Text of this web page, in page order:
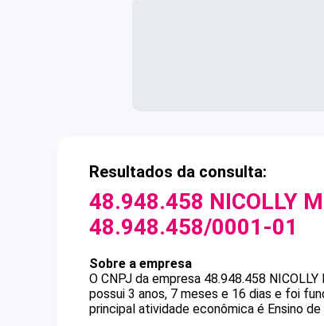
Resultados da consulta:
48.948.458 NICOLLY
48.948.458/0001-01
Sobre a empresa
O CNPJ da empresa 48.948.458 NICOLLY
possui 3 anos, 7 meses e 16 dias e foi
principal atividade econômica é Ensino